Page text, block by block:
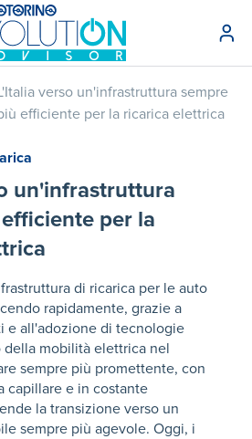
verso un'infrastruttura sempre
efficiente per la ricarica elettrica​
un'infrastruttura
per la
di ricarica per le auto
rapidamente, grazie a
e all'adozione di tecnologie
della mobilità elettrica nel
sempre più promettente, con
capillare e in costante
la transizione verso un
sempre più agevole. Oggi, i